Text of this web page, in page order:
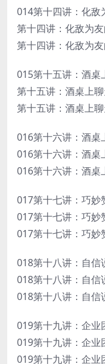
014第十四讲：化敌
第十四讲：化敌为
第十四讲：化敌为
015第十五讲：酒桌
第十五讲：酒桌上
第十五讲：酒桌上
016第十六讲：酒桌
016第十六讲：酒
016第十六讲：酒
017第十七讲：巧妙
017第十七讲：巧
017第十七讲：巧
018第十八讲：自信
018第十八讲：自
018第十八讲：自
019第十九讲：企业
019第十九讲：企
019第十九讲：企